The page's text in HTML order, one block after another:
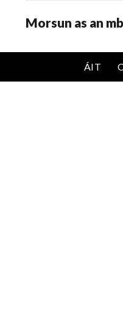
Morsun as an
ÁIT